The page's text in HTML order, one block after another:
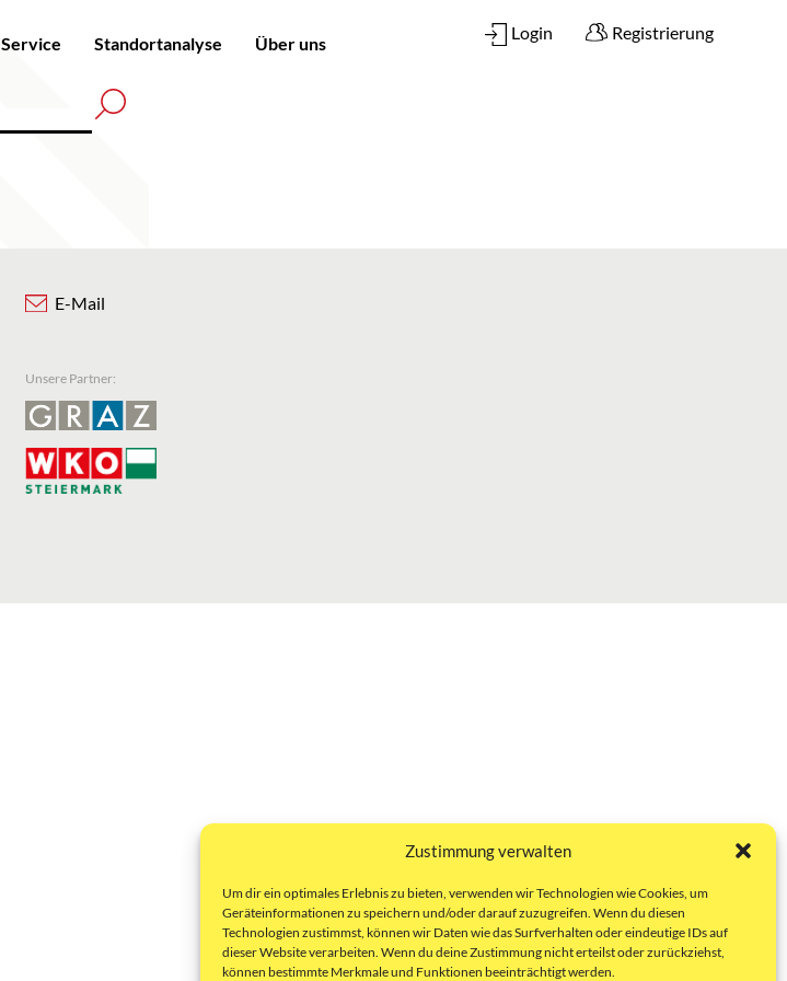
Zustimmung verwalten
Um dir ein optimales Erlebnis zu bieten, verwenden wir Technologien wie Cookies, um
Geräteinformationen zu speichern und/oder darauf zuzugreifen. Wenn du diesen
Technologien zustimmst, können wir Daten wie das Surfverhalten oder eindeutige IDs auf
dieser Website verarbeiten. Wenn du deine Zustimmung nicht erteilst oder zurückziehst,
können bestimmte Merkmale und Funktionen beeinträchtigt werden.
Service Standortanalyse Über uns
Login Registrierung
E-Mail
Unsere Partner: